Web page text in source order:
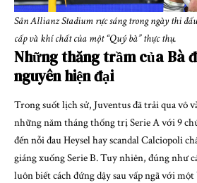
Sân Allianz Stadium rực sáng trong ngày thi
cấp và khí chất của một “Quý bà” thực thụ.
Những thăng trầm của Bà
nguyên hiện đại
Trong suốt lịch sử, Juventus đã trải qua vô
những năm tháng thống trị Serie A với 9
đến nỗi đau Heysel hay scandal Calciopoli
giáng xuống Serie B. Tuy nhiên, đúng như
luôn biết cách đứng dậy sau vấp ngã với